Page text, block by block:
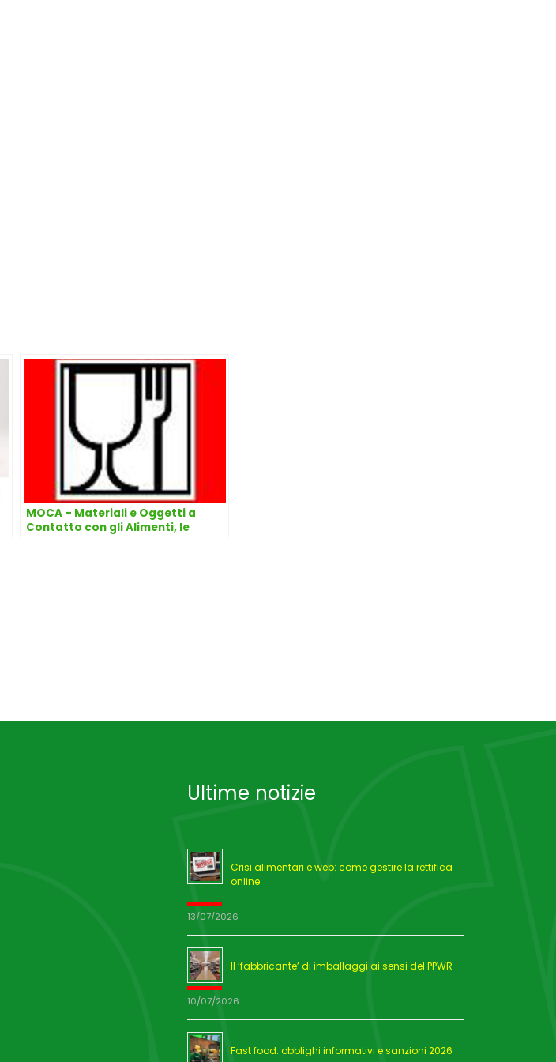
MOCA – Materiali e Oggetti a
Contatto con gli Alimenti, le
Ultime notizie
Crisi alimentari e web: come gestire la rettifica
online
13/07/2026
Il ‘fabbricante’ di imballaggi ai sensi del PPWR
10/07/2026
Fast food: obblighi informativi e sanzioni 2026